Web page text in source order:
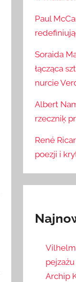
Paul
Soraida
łącząca
nurcie
Albert
rzeczniķ
René
poezji i
Archip